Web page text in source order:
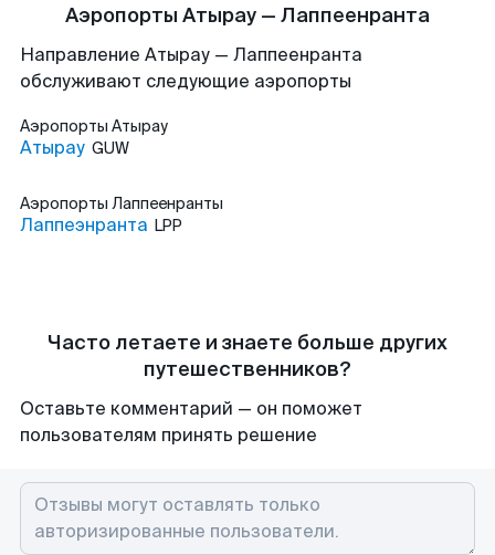
Аэропорты Атырау — Лаппеенранта
Направление Атырау — Лаппеенранта
обслуживают следующие аэропорты
Аэропорты Атырау
Атырау GUW
Аэропорты Лаппеенранты
Лаппеэнранта LPP
Часто летаете и знаете больше других
путешественников?
Оставьте комментарий — он поможет
пользователям принять решение